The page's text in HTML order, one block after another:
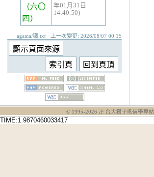
（六〇
四）
年01月31日
14:40:50)
agama/嚫.txt · 上一次變更: 2026/08/07 00:15
© 1995-2026 卍 台大獅子吼佛學專站
TIME:1.9870460033417